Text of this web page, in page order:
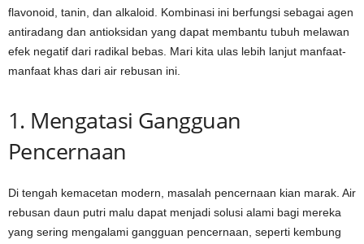
flavonoid, tanin, dan alkaloid. Kombinasi ini berfungsi sebagai agen
antiradang dan antioksidan yang dapat membantu tubuh melawan
efek negatif dari radikal bebas. Mari kita ulas lebih lanjut manfaat-
manfaat khas dari air rebusan ini.
1. Mengatasi Gangguan
Pencernaan
Di tengah kemacetan modern, masalah pencernaan kian marak. Air
rebusan daun putri malu dapat menjadi solusi alami bagi mereka
yang sering mengalami gangguan pencernaan, seperti kembung